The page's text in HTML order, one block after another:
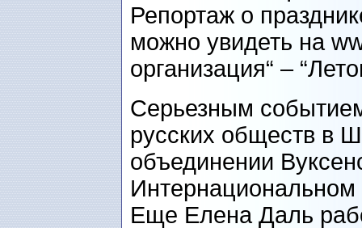
Репортаж о
можно увидеть на
организация“ –
Серьезным
русских обществ в
объединении
Интернациональном
Еще Елена Даль